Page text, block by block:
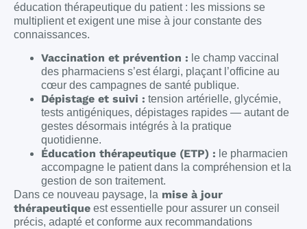
éducation thérapeutique du patient : les missions se
multiplient et exigent une mise à jour constante des
connaissances.
Vaccination et prévention : le champ vaccinal
des pharmaciens s’est élargi, plaçant l’officine au
cœur des campagnes de santé publique.
Dépistage et suivi : tension artérielle, glycémie,
tests antigéniques, dépistages rapides — autant de
gestes désormais intégrés à la pratique
quotidienne.
Éducation thérapeutique (ETP) : le pharmacien
accompagne le patient dans la compréhension et la
gestion de son traitement.
Dans ce nouveau paysage, la mise à jour
thérapeutique est essentielle pour assurer un conseil
précis, adapté et conforme aux recommandations